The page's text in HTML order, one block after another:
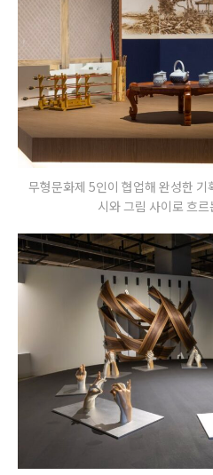
무형문화제 5인이 협업해 완성한 기
시와 그림 사이로 흐르